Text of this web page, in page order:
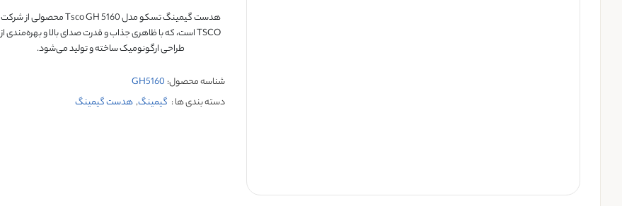
هدست گیمینگ تسکو مدل Tsco GH 5160 محصولی از شرکت
TSCO است، که با ظاهری جذاب و قدرت صدای بالا و بهره‌مندی از
طراحی ارگونومیک ساخته و تولید می‌شود.
شناسه محصول: GH5160
دسته بندی ها : گیمینگ, هدست گیمینگ